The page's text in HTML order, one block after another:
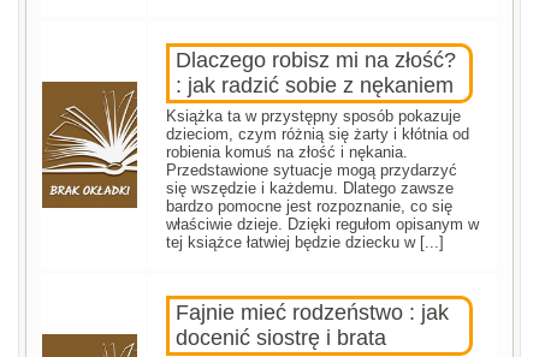
Dlaczego robisz mi na złość?
: jak radzić sobie z nękaniem
Książka ta w przystępny sposób pokazuje
dzieciom, czym różnią się żarty i kłótnia od
robienia komuś na złość i nękania.
Przedstawione sytuacje mogą przydarzyć
się wszędzie i każdemu. Dlatego zawsze
bardzo pomocne jest rozpoznanie, co się
właściwie dzieje. Dzięki regułom opisanym w
tej książce łatwiej będzie dziecku w [...]
Fajnie mieć rodzeństwo : jak
docenić siostrę i brata